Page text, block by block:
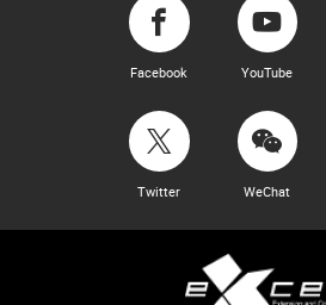
Facebook YouTube
Twitter WeChat